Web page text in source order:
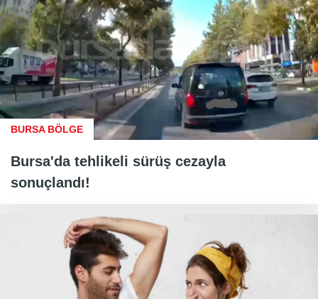
BURSA BÖLGE
Bursa'da tehlikeli sürüş cezayla
sonuçlandı!